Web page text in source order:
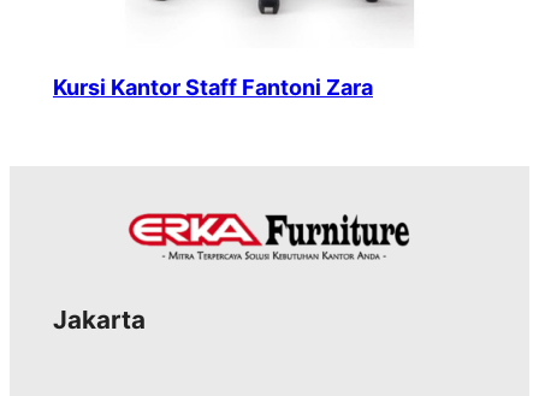
Kursi Kantor Staff Fantoni Zara
Jakarta